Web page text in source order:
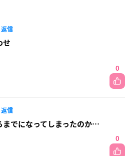
返信
せ
0
返信
までになってしまったのか…
0